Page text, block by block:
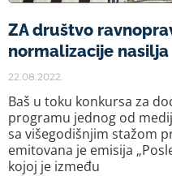
ZA društvo
normalizacije nasilja
22.08.2022.
Baš u toku konkursa za
programu jednog od
sa višegodišnjim stažom
emitovana je emisija
kojoj je između